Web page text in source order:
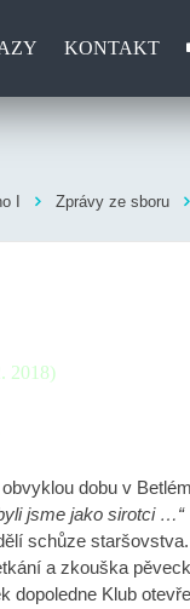
KONTAKT
I Zprávy ze sboru
2018)
dobu v
jsme jako sirotci …“
schůze
a zkouška
dopoledne Klub